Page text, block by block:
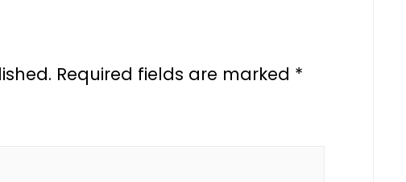
Required fields are marked *